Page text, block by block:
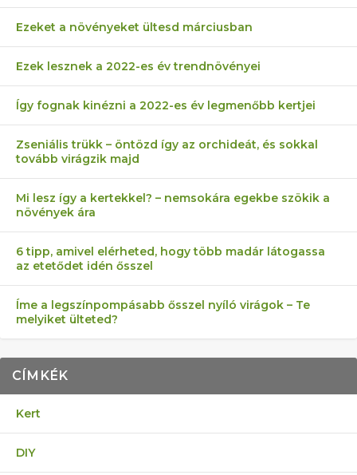
Ezeket a növényeket ültesd márciusban
Ezek lesznek a 2022-es év trendnövényei
Így fognak kinézni a 2022-es év legmenőbb kertjei
Zseniális trükk – öntözd így az orchideát, és sokkal
tovább virágzik majd
Mi lesz így a kertekkel? – nemsokára egekbe szökik a
növények ára
6 tipp, amivel elérheted, hogy több madár látogassa
az etetődet idén ősszel
Íme a legszínpompásabb ősszel nyíló virágok – Te
melyiket ülteted?
CÍMKÉK
Kert
DIY